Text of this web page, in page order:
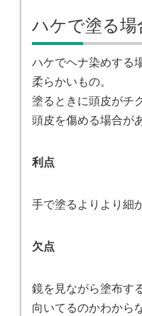
ハケで塗る
ハケでヘナ染めする
柔らかいもの。
塗るときに頭皮がチ
頭皮を傷める場合が
利点
手で塗るよりより細
欠点
鏡を見ながら塗布す
向いてるのかわから